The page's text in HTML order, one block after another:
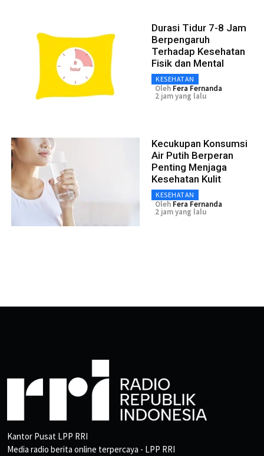
Durasi Tidur 7-8 Jam
Berpengaruh
Terhadap Kesehatan
Fisik dan Mental
KESEHATAN
Oleh Fera Fernanda
2 jam yang lalu
Kecukupan Konsumsi
Air Putih Berperan
Penting Menjaga
Kesehatan Kulit
KESEHATAN
Oleh Fera Fernanda
2 jam yang lalu
Kantor Pusat LPP RRI
Media radio berita online terpercaya - LPP RRI